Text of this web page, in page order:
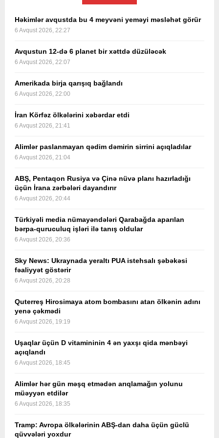
Həkimlər avqustda bu 4 meyvəni yeməyi məsləhət görür
6 Avqust 2026, 22:27
Avqustun 12-də 6 planet bir xəttdə düzüləcək
6 Avqust 2026, 22:07
Amerikada birja qarışıq bağlandı
6 Avqust 2026, 22:00
İran Körfəz ölkələrini xəbərdar etdi
6 Avqust 2026, 21:41
Alimlər paslanmayan qədim dəmirin sirrini açıqladılar
6 Avqust 2026, 21:04
ABŞ, Pentaqon Rusiya və Çinə nüvə planı hazırladığı
üçün İrana zərbələri dayandırır
6 Avqust 2026, 20:44
Türkiyəli media nümayəndələri Qarabağda aparılan
bərpa-quruculuq işləri ilə tanış oldular
6 Avqust 2026, 20:36
Sky News: Ukraynada yeraltı PUA istehsalı şəbəkəsi
fəaliyyət göstərir
6 Avqust 2026, 20:28
Quterreş Hirosimaya atom bombasını atan ölkənin adını
yenə çəkmədi
6 Avqust 2026, 19:19
Uşaqlar üçün D vitamininin 4 ən yaxşı qida mənbəyi
açıqlandı
6 Avqust 2026, 18:45
Alimlər hər gün məşq etmədən arıqlamağın yolunu
müəyyən etdilər
6 Avqust 2026, 18:35
Tramp: Avropa ölkələrinin ABŞ-dan daha üçün güclü
qüvvələri yoxdur